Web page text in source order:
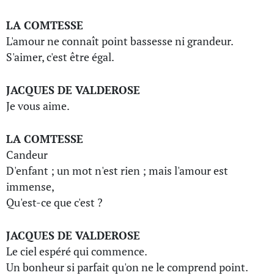
LA COMTESSE
L'amour ne connaît point bassesse ni grandeur.
S'aimer, c'est être égal.
JACQUES DE VALDEROSE
Je vous aime.
LA COMTESSE
Candeur
D'enfant ; un mot n'est rien ; mais l'amour est
immense,
Qu'est-ce que c'est ?
JACQUES DE VALDEROSE
Le ciel espéré qui commence.
Un bonheur si parfait qu'on ne le comprend point.